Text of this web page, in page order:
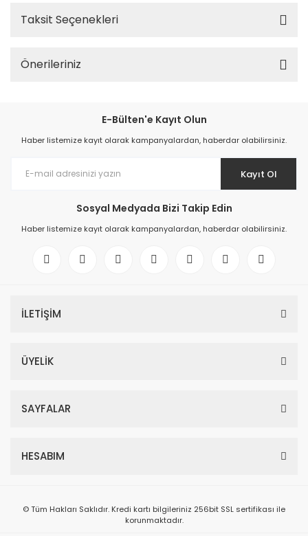
Taksit Seçenekleri
Önerileriniz
E-Bülten'e Kayıt Olun
Haber listemize kayıt olarak kampanyalardan, haberdar olabilirsiniz.
Kayıt Ol
Sosyal Medyada Bizi Takip Edin
Haber listemize kayıt olarak kampanyalardan, haberdar olabilirsiniz.
İLETİŞİM
ÜYELİK
SAYFALAR
HESABIM
© Tüm Hakları Saklıdır. Kredi kartı bilgileriniz 256bit SSL sertifikası ile
korunmaktadır.